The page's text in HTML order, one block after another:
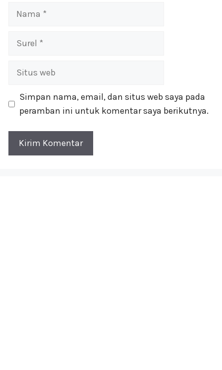
Nama
Surel
Situs
Simpan nama, email, dan situs web saya pada
peramban ini untuk komentar saya berikutnya.